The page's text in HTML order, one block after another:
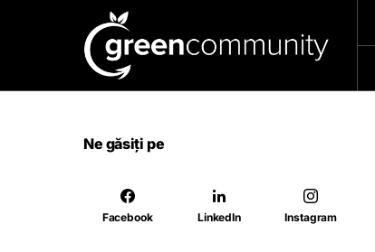
Ne găsiți pe
Facebook LinkedIn Instagram